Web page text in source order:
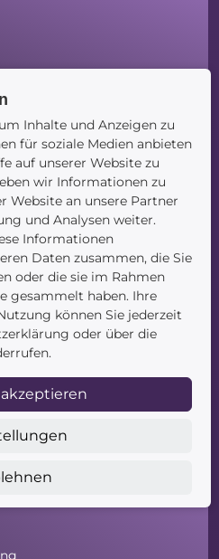
Inhalte und Anzeigen zu
für soziale Medien anbieten
auf unserer Website zu
wir Informationen zu
Website an unsere Partner
und Analysen weiter.
Informationen
Daten zusammen, die Sie
oder die sie im Rahmen
gesammelt haben. Ihre
können Sie jederzeit
oder über die